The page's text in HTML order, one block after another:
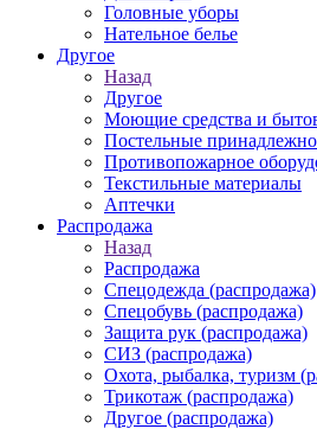
Головные уборы
Нательное белье
Другое
Назад
Другое
Моющие средства и
Постельные
Противопожарное
Текстильные материалы
Аптечки
Распродажа
Назад
Распродажа
Спецодежда (распродажа)
Спецобувь (распродажа)
Защита рук (распродажа)
СИЗ (распродажа)
Охота, рыбалка, туризм
Трикотаж (распродажа)
Другое (распродажа)